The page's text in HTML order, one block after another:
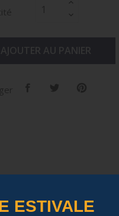
métal : un col à
ESTIVALE